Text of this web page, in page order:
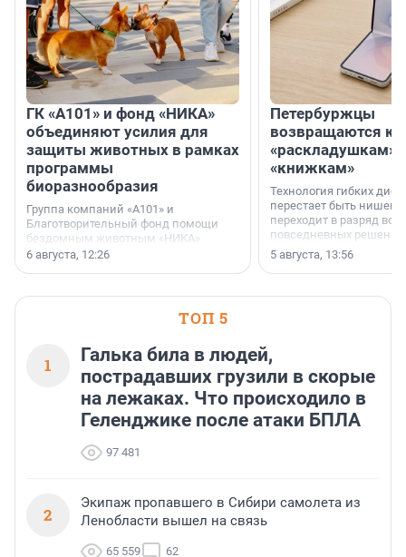
ГК «А101» и фонд «НИКА»
объединяют усилия для
защиты животных в рамках
программы
биоразнообразия
Группа компаний «А101» и
Благотворительный фонд помощи
бездомным животным «НИКА»
заключили соглашение о
6 августа, 12:26
Петербуржцы
возвращаются к
«раскладушкам»
«книжкам»
Технология гибких
перестает быть
переходит в разряд
повседневных
5 августа, 13:56
ТОП 5
1
Галька била в людей,
пострадавших грузили в скорые
на лежаках. Что происходило в
Геленджике после атаки БПЛА
97 481
2
Экипаж пропавшего в Сибири самолета из
Ленобласти вышел на связь
65 559 62